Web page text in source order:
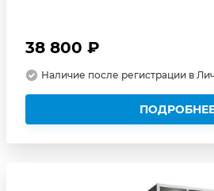
38 800 ₽
Наличие после регистрации в